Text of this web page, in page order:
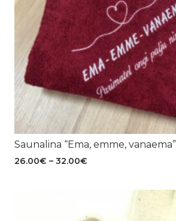
Saunalina “Ema, emme, vanaema”
26.00€ – 32.00€